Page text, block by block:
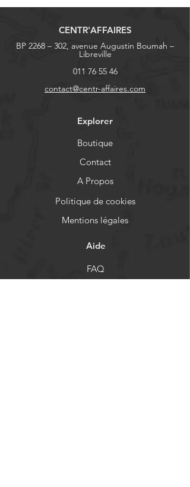
CENTR'AFFAIRES
BP 2268 – 302, avenue Augustin Boumah –
Libreville
011 76 55 46
contact@centr-affaires.com
Explorer
Boutique
Contact
A Propos
Politique de cookies
Mentions légales
Aide
FAQ